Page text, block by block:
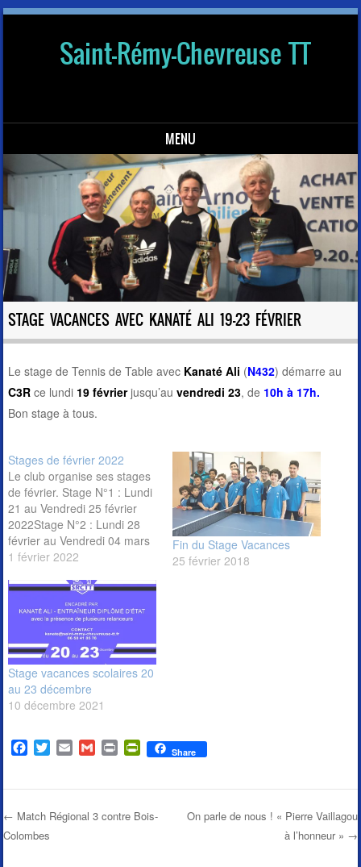
Saint-Rémy-Chevreuse TT
MENU
Skip to content
STAGE VACANCES AVEC KANATÉ ALI 19-23 FÉVRIER
Le stage de Tennis de Table avec Kanaté Ali (N432) démarre au
C3R ce lundi 19 févrierjusqu’auvendredi 23, de 10h à 17h.
Bon stage à tous.
Stages de février 2022
Le club organise ses stages
de février. Stage N°1 : Lundi
21 au Vendredi 25 février
2022Stage N°2 : Lundi 28
février au Vendredi 04 mars
2022 Ces stages
adhérents qui souhaitent se
perfectionner ou aux non
adhérents qui désirent
pratiquer le tennis de table
pendant les vacances
scolaires.Programme…
1 février 2022
Fin du Stage Vacances
25 février 2018
Stage vacances scolaires 20
au 23 décembre
10 décembre 2021
F
e
b
o
o
T
t
t
E
i
l
G
i
l
P
n
t
P
n
t
Share
Post navigation
← Match Régional 3 contre Bois-
Colombes
On parle de nous ! « Pierre Vaillagou
à l’honneur » →